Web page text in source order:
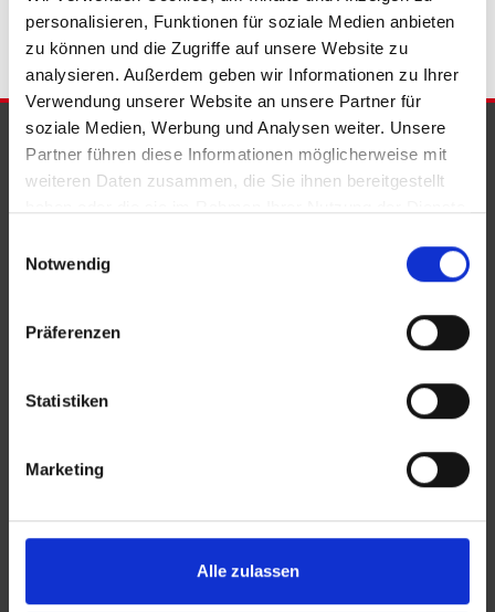
personalisieren, Funktionen für soziale Medien anbieten
zu können und die Zugriffe auf unsere Website zu
analysieren. Außerdem geben wir Informationen zu Ihrer
Verwendung unserer Website an unsere Partner für
soziale Medien, Werbung und Analysen weiter. Unsere
Partner führen diese Informationen möglicherweise mit
weiteren Daten zusammen, die Sie ihnen bereitgestellt
Notwendig
Präferenzen
Statistiken
Marketing
Alle zulassen
PARTNER & AUSZEICHNUNGEN
KONTAKT
WeserBergland Immobilien
Portastraße 36